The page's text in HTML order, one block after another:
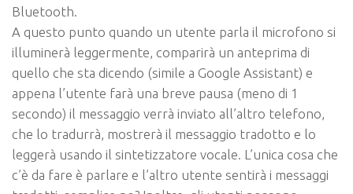
Bluetooth.
A questo punto quando un utente parla il microfono si
illuminerà leggermente, comparirà un anteprima di
quello che sta dicendo (simile a Google Assistant) e
appena l’utente farà una breve pausa (meno di 1
secondo) il messaggio verrà inviato all’altro telefono,
che lo tradurrà, mostrerà il messaggio tradotto e lo
leggerà usando il sintetizzatore vocale. L’unica cosa che
c’è da fare è parlare e l’altro utente sentirà i messaggi